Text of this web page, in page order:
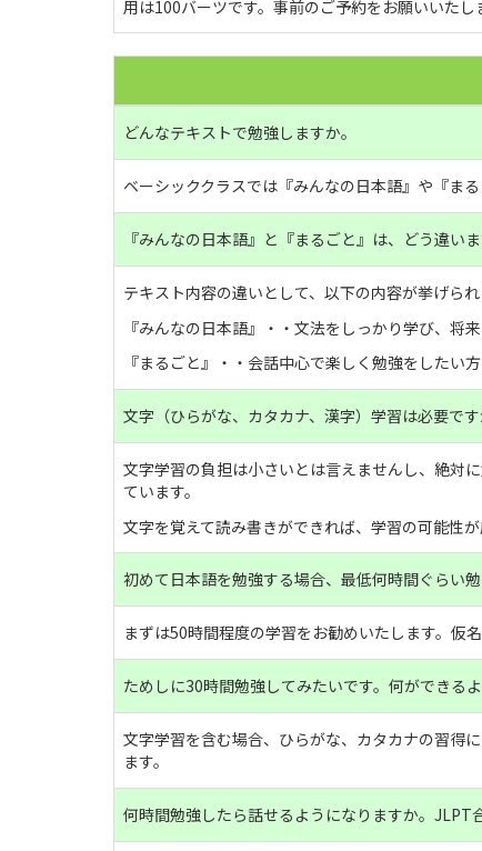
用は100バーツです。事前のご予約をお願いいたし
どんなテキストで勉強しますか。
ベーシッククラスでは『みんなの日本語』や『ま
『みんなの日本語』と『まるごと』は、どう違い
テキスト内容の違いとして、以下の内容が挙げられ
『みんなの日本語』・・文法をしっかり学び、将
『まるごと』・・会話中心で楽しく勉強をしたい
文字（ひらがな、カタカナ、漢字）学習は必要です
文字学習の負担は小さいとは言えませんし、絶対
ています。
文字を覚えて読み書きができれば、学習の可能性
初めて日本語を勉強する場合、最低何時間ぐらい勉
まずは50時間程度の学習をお勧めいたします。仮
ためしに30時間勉強してみたいです。何ができるよ
文字学習を含む場合、ひらがな、カタカナの習得
ます。
何時間勉強したら話せるようになりますか。JLPT